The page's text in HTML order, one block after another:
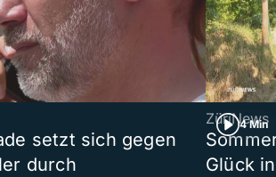
setzt sich gegen
durch
4 Min
ZüriNews
Glück